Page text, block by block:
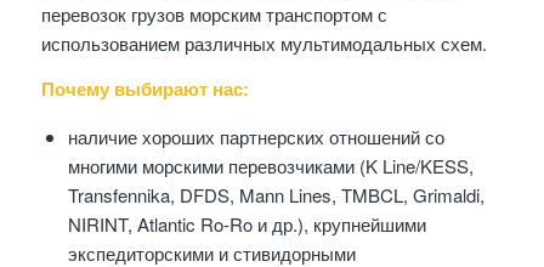
перевозок грузов морским транспортом с
использованием различных мультимодальных схем.
Почему выбирают нас:
наличие хороших партнерских отношений со
многими морскими перевозчиками (K Line/KESS,
Transfennika, DFDS, Mann Lines, TMBCL, Grimaldi,
NIRINT, Atlantic Ro-Ro и др.), крупнейшими
экспедиторскими и стивидорными